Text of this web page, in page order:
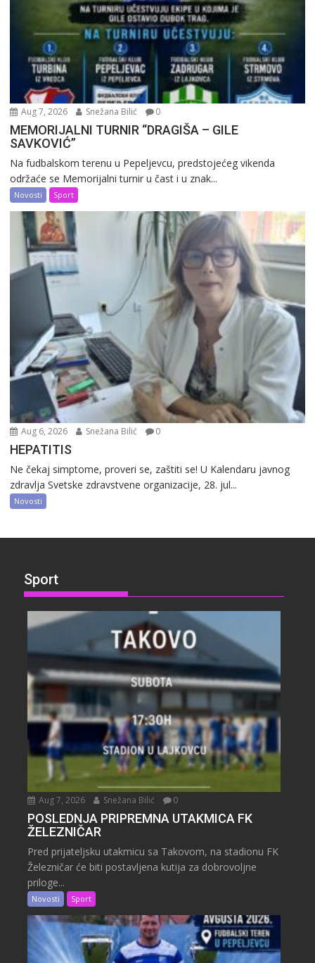
Aug 7, 2026 Snežana Bilić 0
MEMORIJALNI TURNIR “DRAGIŠA – GILE
SAVKOVIĆ”
Na fudbalskom terenu u Pepeljevcu, predstojećeg vikenda
održaće se Memorijalni turnir u čast i u znak...
Novosti Sport
Aug 6, 2026 Snežana Bilić 0
HEPATITIS
Ne čekaj simptome, proveri se, zaštiti se! U Kalendaru javnog
zdravlja Svetske zdravstvene organizacije, 28. jul...
Novosti
Sport
Aug 7, 2026 Snežana Bilić 0
POSLEDNJA PRIPREMNA UTAKMICA FK
ŽELEZNIČAR
Pred prijateljsku utakmicu sa Takovom, na stadionu FK
Železničar će biti postavljena kutija za dobrovoljne
priloge...
Novosti Sport